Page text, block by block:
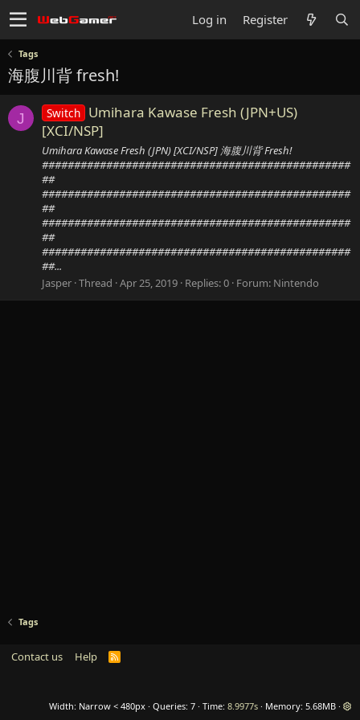
Log in Register
Tags
海腹川背 fresh!
J Switch Umihara Kawase Fresh (JPN+US)
[XCI/NSP]
Umihara Kawase Fresh (JPN) [XCI/NSP] 海腹川背 Fresh!
################################################
##
################################################
##
################################################
##
################################################
##...
Jasper Thread Apr 25, 2019 Replies: 0 Forum: Nintendo
Tags
Contact us Help
R
Width Queries 7 Time 8.9977s Memory 5.68MB